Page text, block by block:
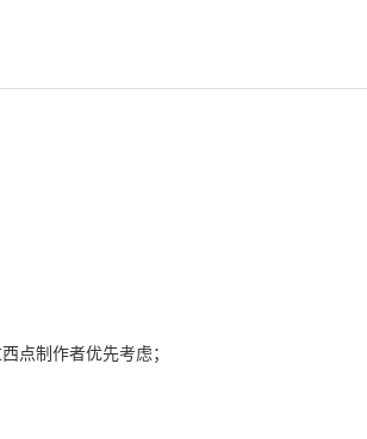
点制作者优先考虑；